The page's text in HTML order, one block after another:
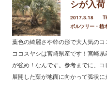
シが入荷
2017.3.18
ボルツリー・植
葉色の綺麗さや幹の形で大人気の
ココスヤシは宮崎県産です！宮崎
が強め！なんです。参考までに、
展開した葉が地面に向かって弧状
2020年3月
2020年2月
2020年1月
2019年12月
2019年11月
2019年10月
2019年9月